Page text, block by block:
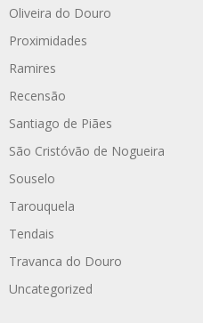
Oliveira do Douro
Proximidades
Ramires
Recensão
Santiago de Piães
São Cristóvão de Nogueira
Souselo
Tarouquela
Tendais
Travanca do Douro
Uncategorized